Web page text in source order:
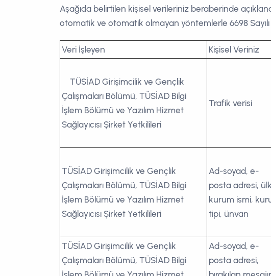
Aşağıda belirtilen kişisel verileriniz beraberinde
otomatik ve otomatik olmayan yöntemlerle 6698
Veri İşleyen Kişisel Veriniz
TÜSİAD Girişimcilik ve Gençlik
Çalışmaları Bölümü, TÜSİAD Bilgi
İşlem Bölümü ve Yazılım Hizmet
Sağlayıcısı Şirket Yetkilileri
Trafik verisi
TÜSİAD Girişimcilik ve Gençlik
Çalışmaları Bölümü, TÜSİAD Bilgi
İşlem Bölümü ve Yazılım Hizmet
Sağlayıcısı Şirket Yetkilileri
Ad-soyad, e-
posta adresi,
kurum ismi,
tipi, ünvan
TÜSİAD Girişimcilik ve Gençlik
Çalışmaları Bölümü, TÜSİAD Bilgi
Ad-soyad, e-
posta adresi,